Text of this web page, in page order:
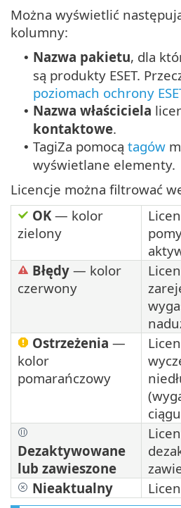
Można wyświetlić
kolumny:
• Nazwa pakietu, dla
są produkty ESET.
poziomach ochrony
• Nazwa właściciela
kontaktowe.
• TagiZa pomocą tagów
wyświetlane elementy.
Licencje można filtrować
OK— kolor
zielony
Błędy — kolor
czerwony
Ostrzeżenia —
kolor
pomarańczowy
Dezaktywowane
lub zawieszone
Nieaktualny